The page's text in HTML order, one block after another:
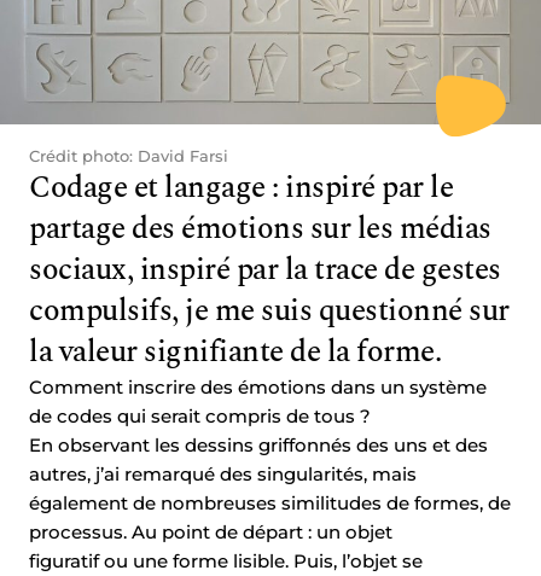
Crédit photo: David Farsi
Codage et langage : inspiré par le
partage des émotions sur les médias
sociaux, inspiré par la trace de gestes
compulsifs, je me suis questionné sur
la valeur signifiante de la forme.
Comment inscrire des émotions dans un système
de codes qui serait compris de tous ?
En observant les dessins griffonnés des uns et des
autres, j’ai remarqué des singularités, mais
également de nombreuses similitudes de formes, de
processus. Au point de départ : un objet
figuratif ou une forme lisible. Puis, l’objet se